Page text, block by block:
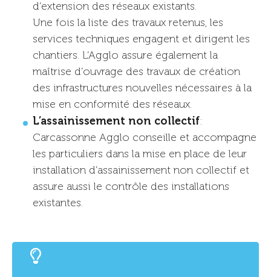
d’extension des réseaux existants.
Une fois la liste des travaux retenus, les
services techniques engagent et dirigent les
chantiers. L’Agglo assure également la
maîtrise d’ouvrage des travaux de création
des infrastructures nouvelles nécessaires à la
mise en conformité des réseaux.
L’assainissement non collectif:
Carcassonne Agglo conseille et accompagne
les particuliers dans la mise en place de leur
installation d’assainissement non collectif et
assure aussi le contrôle des installations
existantes.